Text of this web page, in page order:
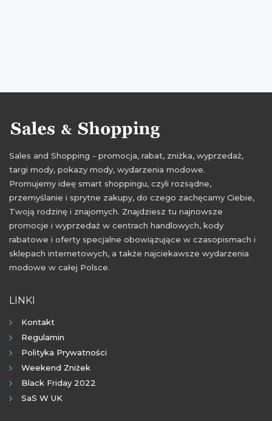
Sales and Shopping - promocja, rabat, zniżka, wyprzedaż,
targi mody, pokazy mody, wydarzenia modowe.
Promujemy ideę smart shoppingu, czyli rozsądne,
przemyślanie i sprytne zakupy, do czego zachęcamy Ciebie,
Twoją rodzinę i znajomych. Znajdziesz tu najnowsze
promocje i wyprzedaż w centrach handlowych, kody
rabatowe i oferty specjalne obowiązujące w czasopismach i
sklepach internetowych, a także najciekawsze wydarzenia
modowe w całej Polsce.
LINKI
Kontakt
Regulamin
Polityka Prywatności
Weekend Zniżek
Black Friday 2022
SaS W UK